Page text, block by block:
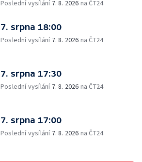
Poslední vysílání 7. 8. 2026 na ČT24
7. srpna 18:00
Poslední vysílání 7. 8. 2026 na ČT24
7. srpna 17:30
Poslední vysílání 7. 8. 2026 na ČT24
7. srpna 17:00
Poslední vysílání 7. 8. 2026 na ČT24